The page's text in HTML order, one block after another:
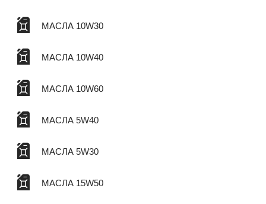
МАСЛА 10W30
МАСЛА 10W40
МАСЛА 10W60
МАСЛА 5W40
МАСЛА 5W30
МАСЛА 15W50